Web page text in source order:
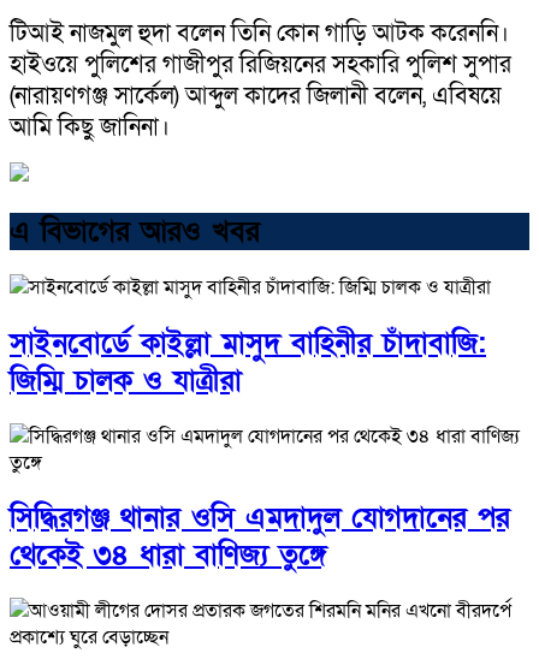
টিআই নাজমুল হুদা বলেন তিনি কোন গাড়ি আটক করেননি।
হাইওয়ে পুলিশের গাজীপুর রিজিয়নের সহকারি পুলিশ সুপার
(নারায়ণগঞ্জ সার্কেল) আব্দুল কাদের জিলানী বলেন, এবিষয়ে
আমি কিছু জানিনা।
এ বিভাগের আরও খবর
সাইনবোর্ডে কাইল্লা মাসুদ বাহিনীর চাঁদাবাজি:
জিম্মি চালক ও যাত্রীরা
সিদ্ধিরগঞ্জ থানার ওসি এমদাদুল যোগদানের পর
থেকেই ৩৪ ধারা বাণিজ্য তুঙ্গে